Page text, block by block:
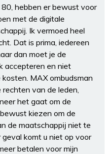
hebben er bewust voor
met de digitale
Ik vermoed heel
Dat is prima, iedereen
dan moet je de
accepteren en niet
MAX ombudsman
van de leden,
het gaat om de
kiezen om de
de maatschappij niet te
komt u niet op voor
betalen voor mijn